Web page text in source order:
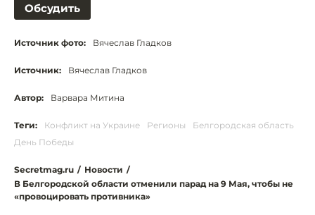
Обсудить
Источник фото: Вячеслав Гладков
Источник: Вячеслав Гладков
Автор: Варвара Митина
Теги: Конфликт на Украине Регионы
Белгородская область
День Победы
Secretmag.ru / Новости /
В Белгородской области отменили парад на 9 Мая, чтобы не
«провоцировать противника»